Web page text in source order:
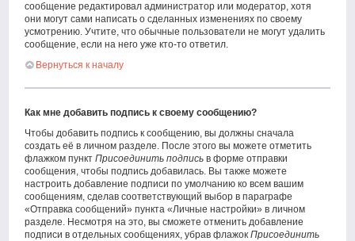
сообщение редактировал администратор или модератор, хотя
они могут сами написать о сделанных изменениях по своему
усмотрению. Учтите, что обычные пользователи не могут удалить
сообщение, если на него уже кто-то ответил.
Вернуться к началу
Как мне добавить подпись к своему сообщению?
Чтобы добавить подпись к сообщению, вы должны сначала
создать её в личном разделе. После этого вы можете отметить
флажком пунктПрисоединить подпись в форме отправки
сообщения, чтобы подпись добавилась. Вы также можете
настроить добавление подписи по умолчанию ко всем вашим
сообщениям, сделав соответствующий выбор в параграфе
«Отправка сообщений» пункта «Личные настройки» в личном
разделе. Несмотря на это, вы сможете отменить добавление
подписи в отдельных сообщениях, убрав флажокПрисоединить